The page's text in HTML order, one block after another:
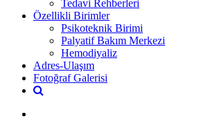
Tedavi Rehberleri
Özellikli Birimler
Psikoteknik Birimi
Palyatif Bakım Merkezi
Hemodiyaliz
Adres-Ulaşım
Fotoğraf Galerisi